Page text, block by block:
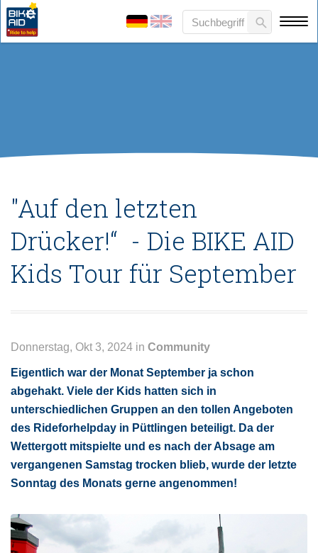
"Auf den letzten
Drücker!“ - Die BIKE AID
Kids Tour für September
Donnerstag, Okt 3, 2024 in Community
Eigentlich war der Monat September ja schon
abgehakt. Viele der Kids hatten sich in
unterschiedlichen Gruppen an den tollen Angeboten
des Rideforhelpday in Püttlingen beteiligt. Da der
Wettergott mitspielte und es nach der Absage am
vergangenen Samstag trocken blieb, wurde der letzte
Sonntag des Monats gerne angenommen!